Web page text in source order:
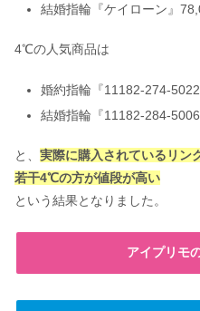
結婚指輪『ケイローン』
4℃の人気商品は
婚約指輪『11182-274-
結婚指輪『11182-284-
と、 実際に購入されているリン
若干4℃の方が値段が高い
という結果となりました。
アイプリモ